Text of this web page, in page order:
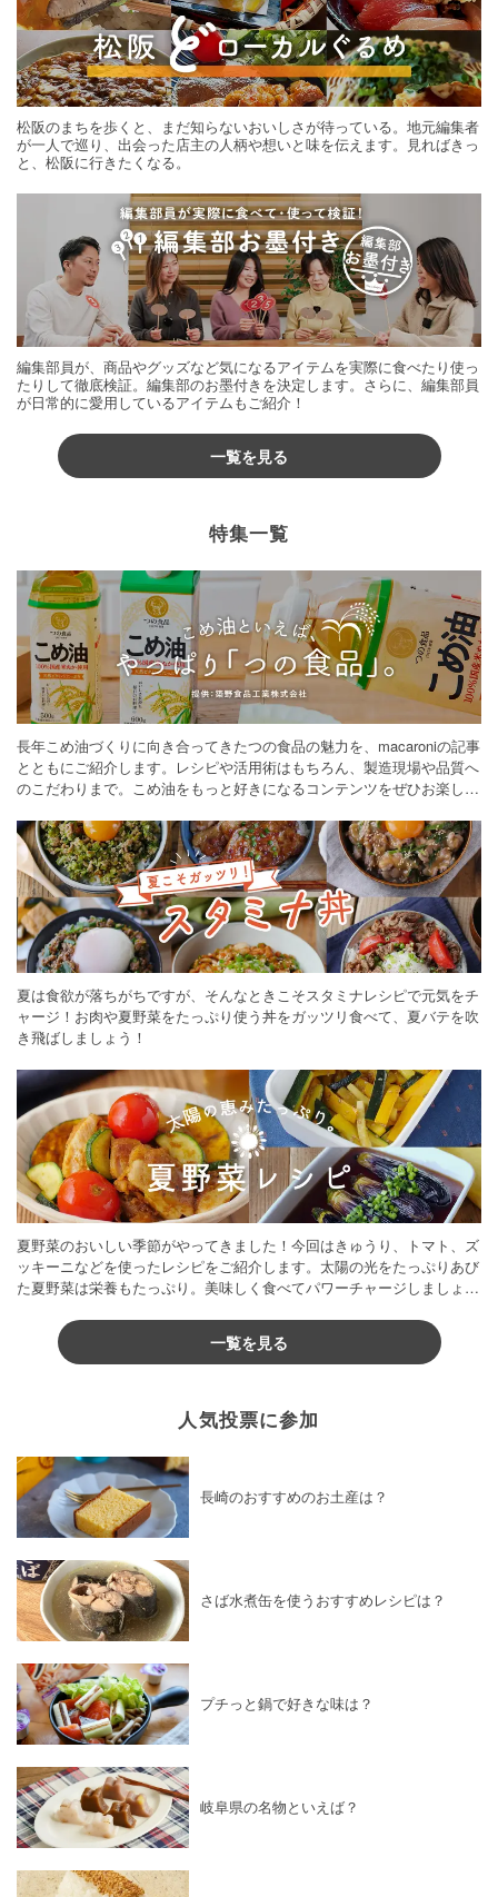
松阪のまちを歩くと、まだ知らないおいしさが待っている。地元編集者
が一人で巡り、出会った店主の人柄や想いと味を伝えます。見ればきっ
と、松阪に行きたくなる。
編集部員が、商品やグッズなど気になるアイテムを実際に食べたり使っ
たりして徹底検証。編集部のお墨付きを決定します。さらに、編集部員
が日常的に愛用しているアイテムもご紹介！
一覧を見る
特集一覧
長年こめ油づくりに向き合ってきたつの食品の魅力を、macaroniの記事
とともにご紹介します。レシピや活用術はもちろん、製造現場や品質へ
のこだわりまで。こめ油をもっと好きになるコンテンツをぜひお楽しみ
夏は食欲が落ちがちですが、そんなときこそスタミナレシピで元気をチ
ャージ！お肉や夏野菜をたっぷり使う丼をガッツリ食べて、夏バテを吹
き飛ばしましょう！
夏野菜のおいしい季節がやってきました！今回はきゅうり、トマト、ズ
ッキーニなどを使ったレシピをご紹介します。太陽の光をたっぷりあび
た夏野菜は栄養もたっぷり。美味しく食べてパワーチャージしましょう
一覧を見る
人気投票に参加
長崎のおすすめのお土産は？
さば水煮缶を使うおすすめレシピは？
プチっと鍋で好きな味は？
岐阜県の名物といえば？